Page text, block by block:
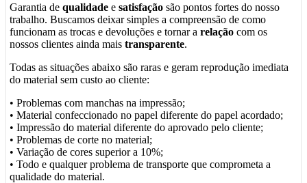
Garantia de qualidade e satisfação são pontos fortes do nosso
trabalho. Buscamos deixar simples a compreensão de como
funcionam as trocas e devoluções e tornar a relação com os
nossos clientes ainda mais transparente.
Todas as situações abaixo são raras e geram reprodução imediata
do material sem custo ao cliente:
• Problemas com manchas na impressão;
• Material confeccionado no papel diferente do papel acordado;
• Impressão do material diferente do aprovado pelo cliente;
• Problemas de corte no material;
• Variação de cores superior a 10%;
• Todo e qualquer problema de transporte que comprometa a
qualidade do material.